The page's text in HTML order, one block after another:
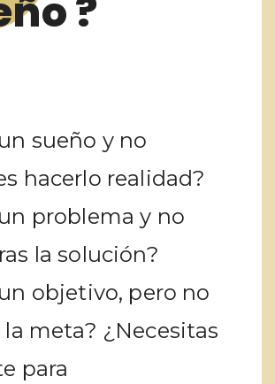
?
sueño y no
hacerlo realidad?
problema y no
la solución?
objetivo, pero no
la meta? ¿Necesitas
para